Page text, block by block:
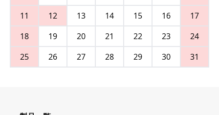
11
12 13 14 15 16
17
18
19 20 21 22 23
24
25
26 27 28 29 30 31